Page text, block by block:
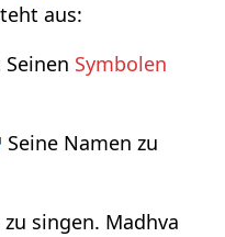
aus:
Symbolen
Seine Namen zu
singen. Madhva